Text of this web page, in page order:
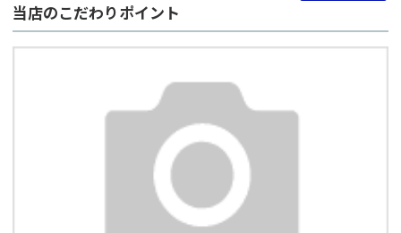
当店のこだわりポイント